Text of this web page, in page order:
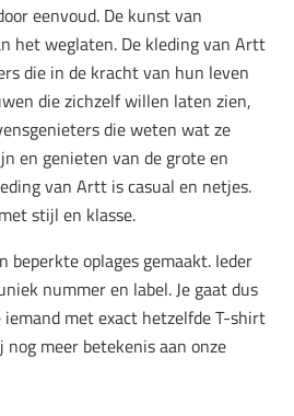
eenvoud. De kunst van
het weglaten. De kleding van Artt
die in de kracht van hun leven
die zichzelf willen laten zien,
die weten wat ze
en genieten van de grote en
van Artt is casual en netjes.
stijl en klasse.
beperkte oplages gemaakt. Ieder
nummer en label. Je gaat dus
met exact hetzelfde T-shirt
meer betekenis aan onze